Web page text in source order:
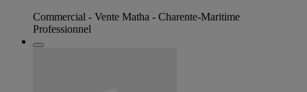
Commercial - Vente Matha - Charente-Maritime
Professionnel